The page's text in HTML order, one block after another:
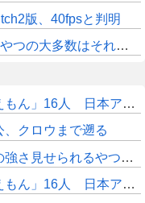
版、40fpsと判明
の雑魚だから聞く耳持つだけムダよ
人 日本アニメの影響浸透
クロウまで遡る
せられるやつ一番すき
人 日本アニメの影響浸透